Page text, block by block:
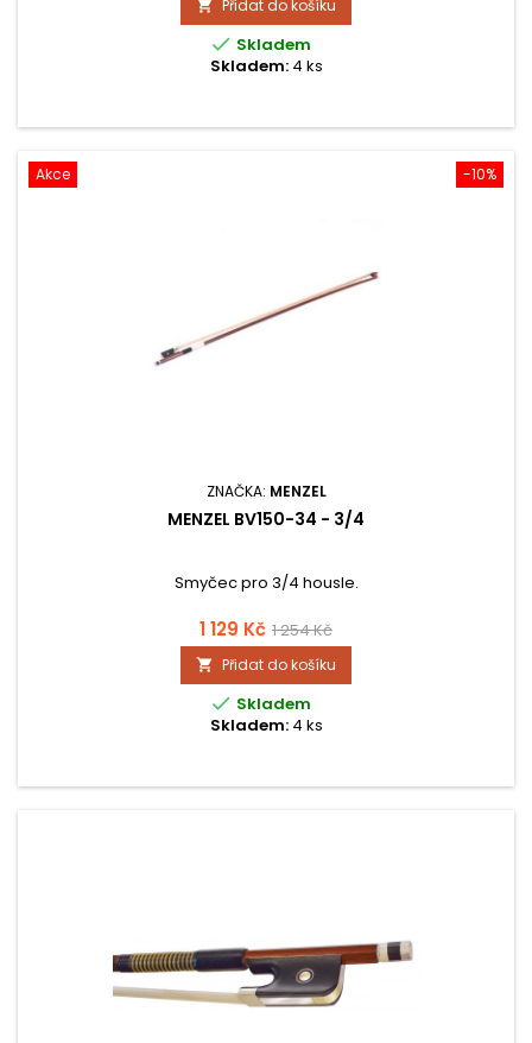
 Přidat do košíku
 Skladem
Skladem: 4 ks
-10%
Akce
ZNAČKA: MENZEL
MENZEL BV150-34 - 3/4
Smyčec pro 3/4 housle.
1 129 Kč 1 254 Kč
 Přidat do košíku
 Skladem
Skladem: 4 ks